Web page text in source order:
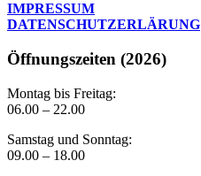
IMPRESSUM
DATENSCHUTZERLÄRUNG
Öffnungszeiten (2026)
Montag bis Freitag:
06.00 – 22.00
Samstag und Sonntag:
09.00 – 18.00